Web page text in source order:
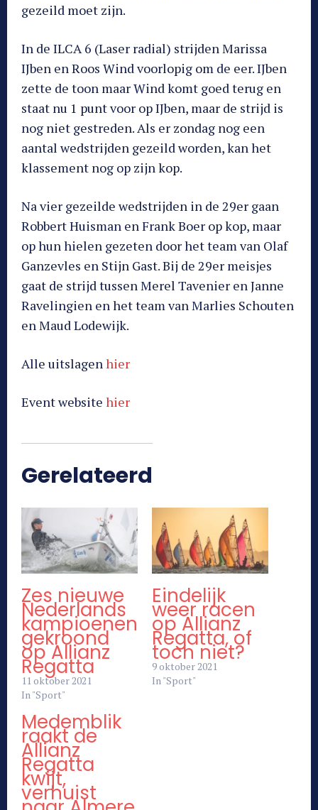
gezeild moet zijn.
In de ILCA 6 (Laser radial) strijden Marissa
IJben en Roos Wind voorlopig om de eer. IJben
zette de toon maar Wind komt goed terug en
staat nu 1 punt voor op IJben, maar de strijd is
nog niet gestreden. Als er zondag nog een
aantal wedstrijden gezeild worden, kan het
klassement nog op zijn kop.
Na vier gezeilde wedstrijden in de 29er gaan
Robbert Huisman en Frank Boer op kop, maar
op hun hielen gezeten door het team van Olaf
Ganzevles en Stijn Gast. Bij de 29er meisjes
gaat de strijd tussen Merel Tavenier en Janne
Ravelingien en het team van Marlies Schouten
en Maud Lodewijk.
Alle uitslagen hier
Event website hier
Gerelateerd
Zes nieuwe
Nederlands
kampioenen
gekroond
op Allianz
Regatta
11 oktober 2021
In "Sport"
Eindelijk
weer racen
op Allianz
Regatta, of
toch niet?
9 oktober 2021
In "Sport"
Medemblik
raakt de
Allianz
Regatta
kwijt,
verhuist